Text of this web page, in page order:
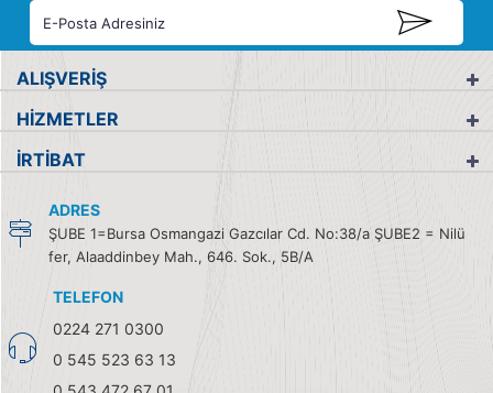
ALIŞVERİŞ
HİZMETLER
İRTİBAT
ADRES
ŞUBE 1=Bursa Osmangazi Gazcılar Cd. No:38/a ŞUBE2 = Nilü
fer, Alaaddinbey Mah., 646. Sok., 5B/A
TELEFON
0224 271 0300
0 545 523 63 13